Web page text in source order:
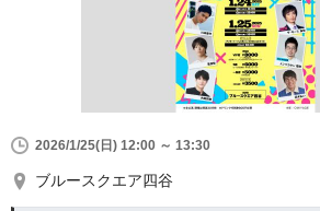
2026/1/25(日) 12:00 ～ 13:30
ブルースクエア四谷